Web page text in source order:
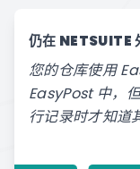
仍在 NETSUITE
您的仓库使用
EasyPost 中，
行记录时才知道